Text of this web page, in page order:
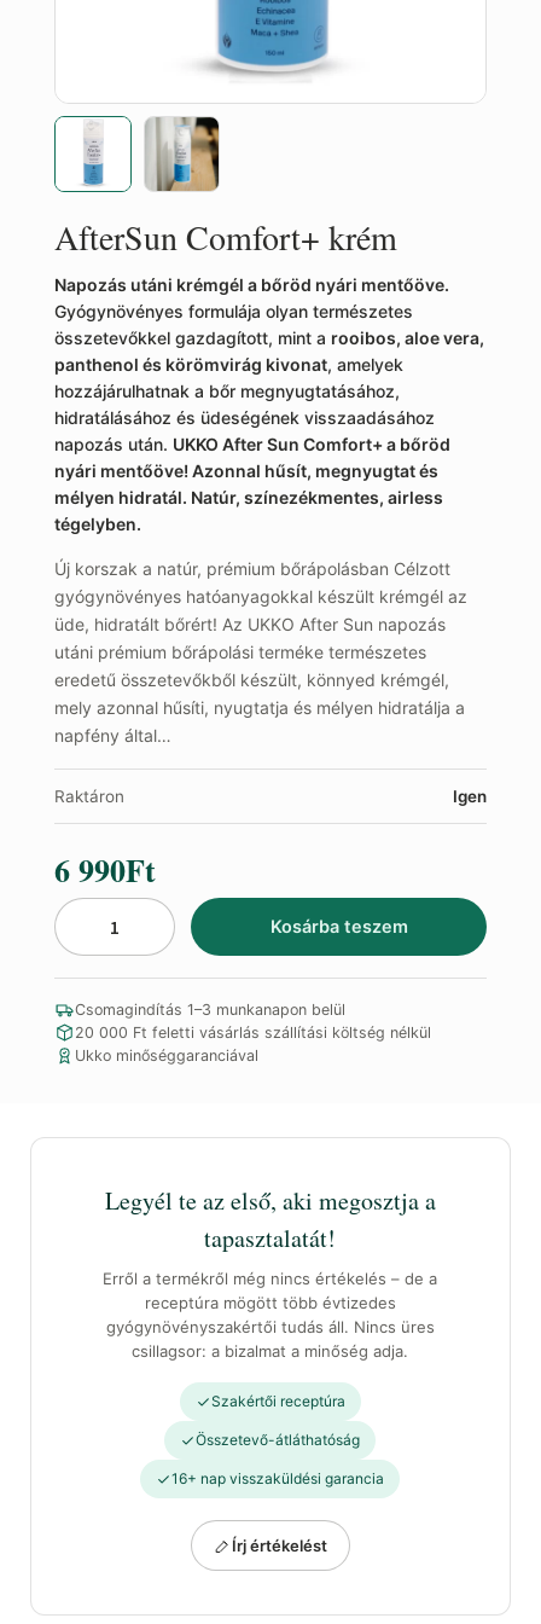
AfterSun Comfort+ krém
Napozás utáni krémgél a bőröd nyári mentőöve.
Gyógynövényes formulája olyan természetes
összetevőkkel gazdagított, mint a rooibos, aloe vera,
panthenol és körömvirág kivonat, amelyek
hozzájárulhatnak a bőr megnyugtatásához,
hidratálásához és üdeségének visszaadásához
napozás után. UKKO After Sun Comfort+ a bőröd
nyári mentőöve! Azonnal hűsít, megnyugtat és
mélyen hidratál. Natúr, színezékmentes, airless
tégelyben.
Új korszak a natúr, prémium bőrápolásban Célzott
gyógynövényes hatóanyagokkal készült krémgél az
üde, hidratált bőrért! Az UKKO After Sun napozás
utáni prémium bőrápolási terméke természetes
eredetű összetevőkből készült, könnyed krémgél,
mely azonnal hűsíti, nyugtatja és mélyen hidratálja a
napfény által…
Raktáron Igen
6 990Ft
AfterSun
mennyiség
Kosárba teszem
Csomagindítás 1–3 munkanapon belül
20 000 Ft feletti vásárlás szállítási költség nélkül
Ukko minőséggaranciával
Legyél te az első, aki megosztja a
tapasztalatát!
Erről a termékről még nincs értékelés – de a
receptúra mögött több évtizedes
gyógynövényszakértői tudás áll. Nincs üres
csillagsor: a bizalmat a minőség adja.
Szakértői receptúra
Összetevő-átláthatóság
16+ nap visszaküldési garancia
Írj értékelést